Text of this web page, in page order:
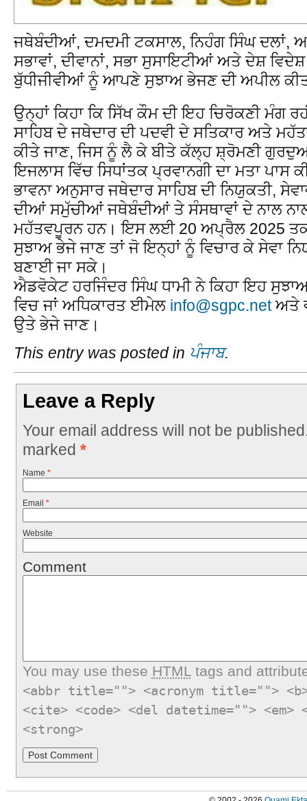
ਜਥੇਬੰਦੀਆਂ, ਦਮਦਮੀ ਟਕਸਾਲ, ਨਿਹੰਗ ਸਿੰਘ ਦਲਾਂ,
ਸਭਾਵਾਂ, ਦੀਵਾਨਾਂ, ਸਭਾ ਸੁਸਾਇਟੀਆਂ ਅਤੇ ਦੇਸ਼
ਬੁੱਧੀਜੀਵੀਆਂ ਨੂੰ ਆਪਣੇ ਸੁਝਾਅ ਭੇਜਣ ਦੀ ਅਪੀਲ
ਉਨ੍ਹਾਂ ਕਿਹਾ ਕਿ ਸਿੱਖ ਕੌਮ ਦੀ ਇਹ ਚਿਰੋਕਣੀ ਮੰਗ
ਸਾਹਿਬ ਦੇ ਜਥੇਦਾਰ ਦੀ ਪਦਵੀ ਦੇ ਸਤਿਕਾਰ ਅਤੇ
ਕੀਤੇ ਜਾਣ, ਜਿਸ ਨੂੰ ਲੈ ਕੇ ਬੀਤੇ ਕੱਲ੍ਹ ਸ਼੍ਰੋਮਣੀ
ਇਜਲਾਸ ਵਿੱਚ ਸਿਧਾਂਤਕ ਪ੍ਰਵਾਨਗੀ ਦਾ ਮਤਾ ਪਾਸ
ਭਾਵਨਾ ਅਨੁਸਾਰ ਜਥੇਦਾਰ ਸਾਹਿਬ ਦੀ ਨਿਯੁਕਤੀ,
ਦੀਆਂ ਸਮੁੱਚੀਆਂ ਜਥੇਬੰਦੀਆਂ ਤੇ ਸੰਸਥਾਵਾਂ ਦੇ ਨਾਲ
ਮਹੱਤਵਪੂਰਨ ਹਨ। ਇਸ ਲਈ 20 ਅਪ੍ਰੈਲ 2025
ਸੁਝਾਅ ਭੇਜੇ ਜਾਣ ਤਾਂ ਜੋ ਇਨ੍ਹਾਂ ਨੂੰ ਵਿਚਾਰ ਕੇ ਸੇਵਾ
ਬਣਾਈ ਜਾ ਸਕੇ।
ਐਡਵੋਕੇਟ ਹਰਜਿੰਦਰ ਸਿੰਘ ਧਾਮੀ ਨੇ ਕਿਹਾ ਇਹ
ਵਿਚ ਜਾਂ ਅਧਿਕਾਰਤ ਈਮੇਲ info@sgpc.netਅਤੇ
ਉਤੇ ਭੇਜੇ ਜਾਣ।
This entry was posted in ਪੰਜਾਬ.
Leave a Reply
Your email address will not be
marked *
Name *
Email *
Website
Comment
You may use these HTMLtags and
<abbr title=""> <acronym title="">
<cite> <code> <del datetime="">
<strong>